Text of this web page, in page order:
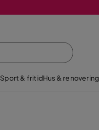
Sport & fritidHus & renovering